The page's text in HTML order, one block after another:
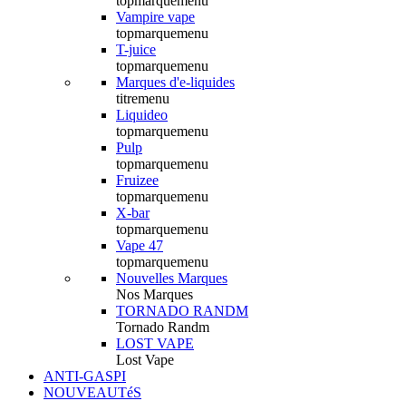
Vampire vape
topmarquemenu
T-juice
topmarquemenu
Marques d'e-liquides
titremenu
Liquideo
topmarquemenu
Pulp
topmarquemenu
Fruizee
topmarquemenu
X-bar
topmarquemenu
Vape 47
topmarquemenu
Nouvelles Marques
Nos Marques
TORNADO RANDM
Tornado Randm
LOST VAPE
Lost Vape
ANTI-GASPI
NOUVEAUTéS